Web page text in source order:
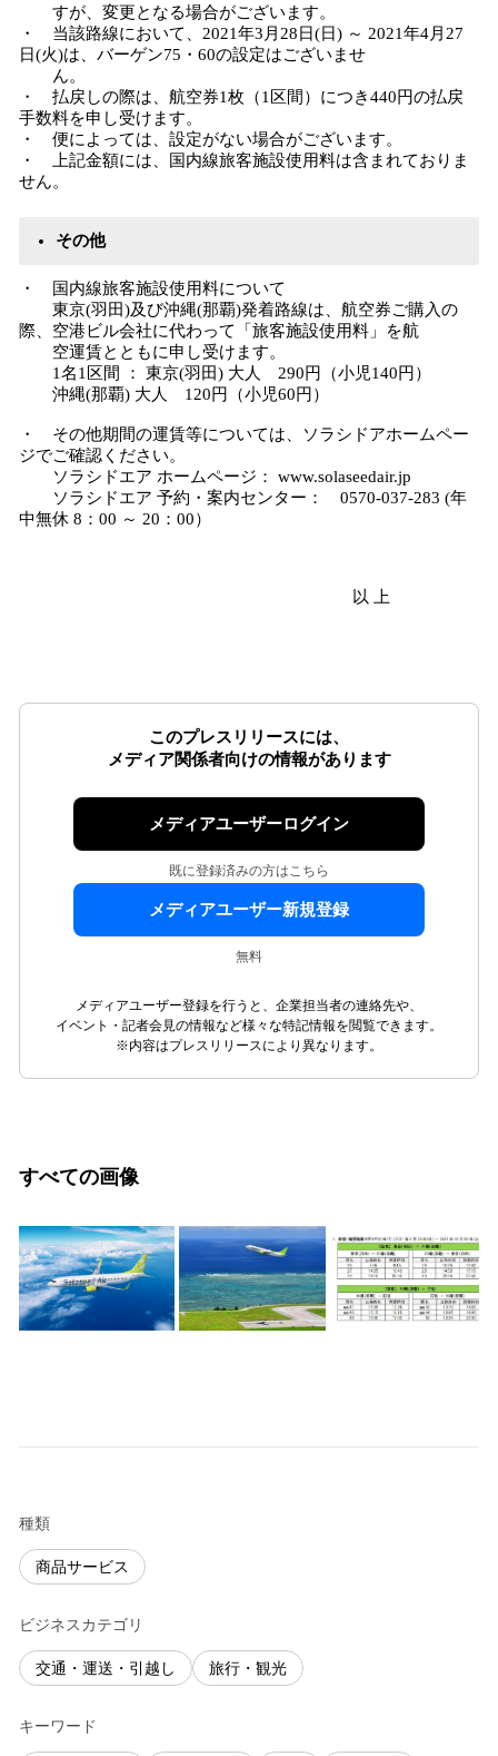
すが、変更となる場合がございます。
・ 当該路線において、2021年3月28日(日) ～ 2021年4月27
日(火)は、バーゲン75・60の設定はございませ
ん。
・ 払戻しの際は、航空券1枚（1区間）につき440円の払戻
手数料を申し受けます。
・ 便によっては、設定がない場合がございます。
・ 上記金額には、国内線旅客施設使用料は含まれておりま
せん。
その他
・ 国内線旅客施設使用料について
東京(羽田)及び沖縄(那覇)発着路線は、航空券ご購入の
際、空港ビル会社に代わって「旅客施設使用料」を航
空運賃とともに申し受けます。
1名1区間 ： 東京(羽田) 大人 290円（小児140円）
沖縄(那覇) 大人 120円（小児60円）
・ その他期間の運賃等については、ソラシドアホームペー
ジでご確認ください。
ソラシドエア ホームページ： www.solaseedair.jp
ソラシドエア 予約・案内センター： 0570-037-283 (年
中無休 8：00 ～ 20：00）
以 上
このプレスリリースには、
メディア関係者向けの情報があります
メディアユーザーログイン
既に登録済みの方はこちら
メディアユーザー新規登録
無料
メディアユーザー登録を行うと、企業担当者の連絡先や、
イベント・記者会見の情報など様々な特記情報を閲覧できます。
※内容はプレスリリースにより異なります。
すべての画像
種類
商品サービス
ビジネスカテゴリ
交通・運送・引越し 旅行・観光
キーワード